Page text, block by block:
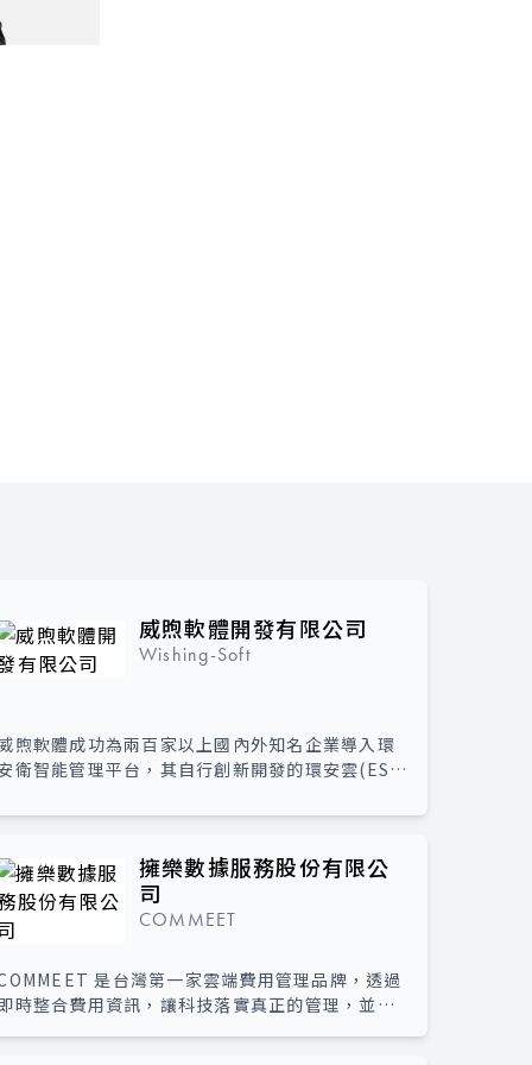
威煦軟體開發有限公司
Wishing-Soft
煦軟體成功為兩百家以上國內外知名企業導入環
衛智能管理平台，其自行創新開發的環安雲(ESH
險評估等公司治理與稽核需求，並可產出對應
頭合規、風險控管與持續改善的流程符合供應鏈
ISO驗證系統運作。
擁樂數據服務股份有限公
司
COMMEET
是台灣第一家雲端費用管理品牌，透過
時整合費用資訊，讓科技落實真正的管理，並導